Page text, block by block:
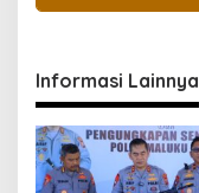
Informasi Lainnya